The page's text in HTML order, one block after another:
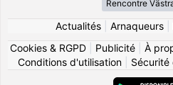
Rencontre
Actualités| Arnaqueurs|
Cookies & RGPD
Publicité À
Conditions d'utilisation| Sécurité